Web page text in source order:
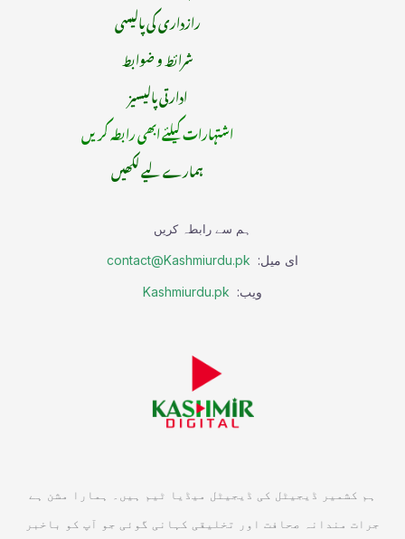
رازداری کی پالیسی
شرائط و ضوابط
ادارتی پالیسیز
اشتہارات کیلئے ابھی رابطہ کریں
ہمارے لیے لکھیں
ہم سے رابطہ کریں
ای میل: contact@Kashmiurdu.pk
ویب: Kashmiurdu.pk
ہم کشمیر ڈیجیٹل کی ڈیجیٹل میڈیا ٹیم ہیں۔ ہمارا مشن ہے
جرات مندانہ صحافت اور تخلیقی کہانی گوئی جو آپ کو باخبر